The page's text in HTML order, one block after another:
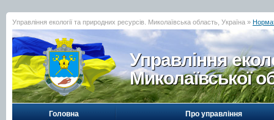
Управління екології та природних ресурсів. Миколаївська область, Україна »
Управління
Миколаївської
Головна Про управління